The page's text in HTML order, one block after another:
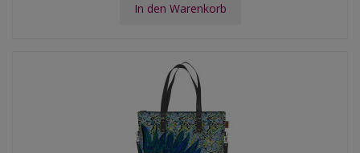
In den Warenkorb